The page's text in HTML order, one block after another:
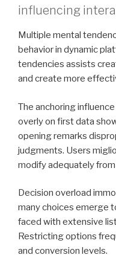
influencing
Multiple mental
behavior in dynamic
tendencies assists
and create more
The anchoring
overly on first data
opening remarks
judgments. Users
modify adequately
Decision overload
many choices emerge
faced with extensive
Restricting options
and conversion levels.